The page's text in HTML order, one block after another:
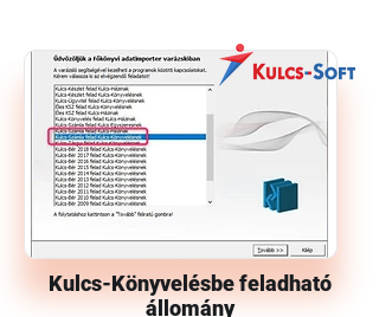
Kulcs-Könyvelésbe feladható
állomány